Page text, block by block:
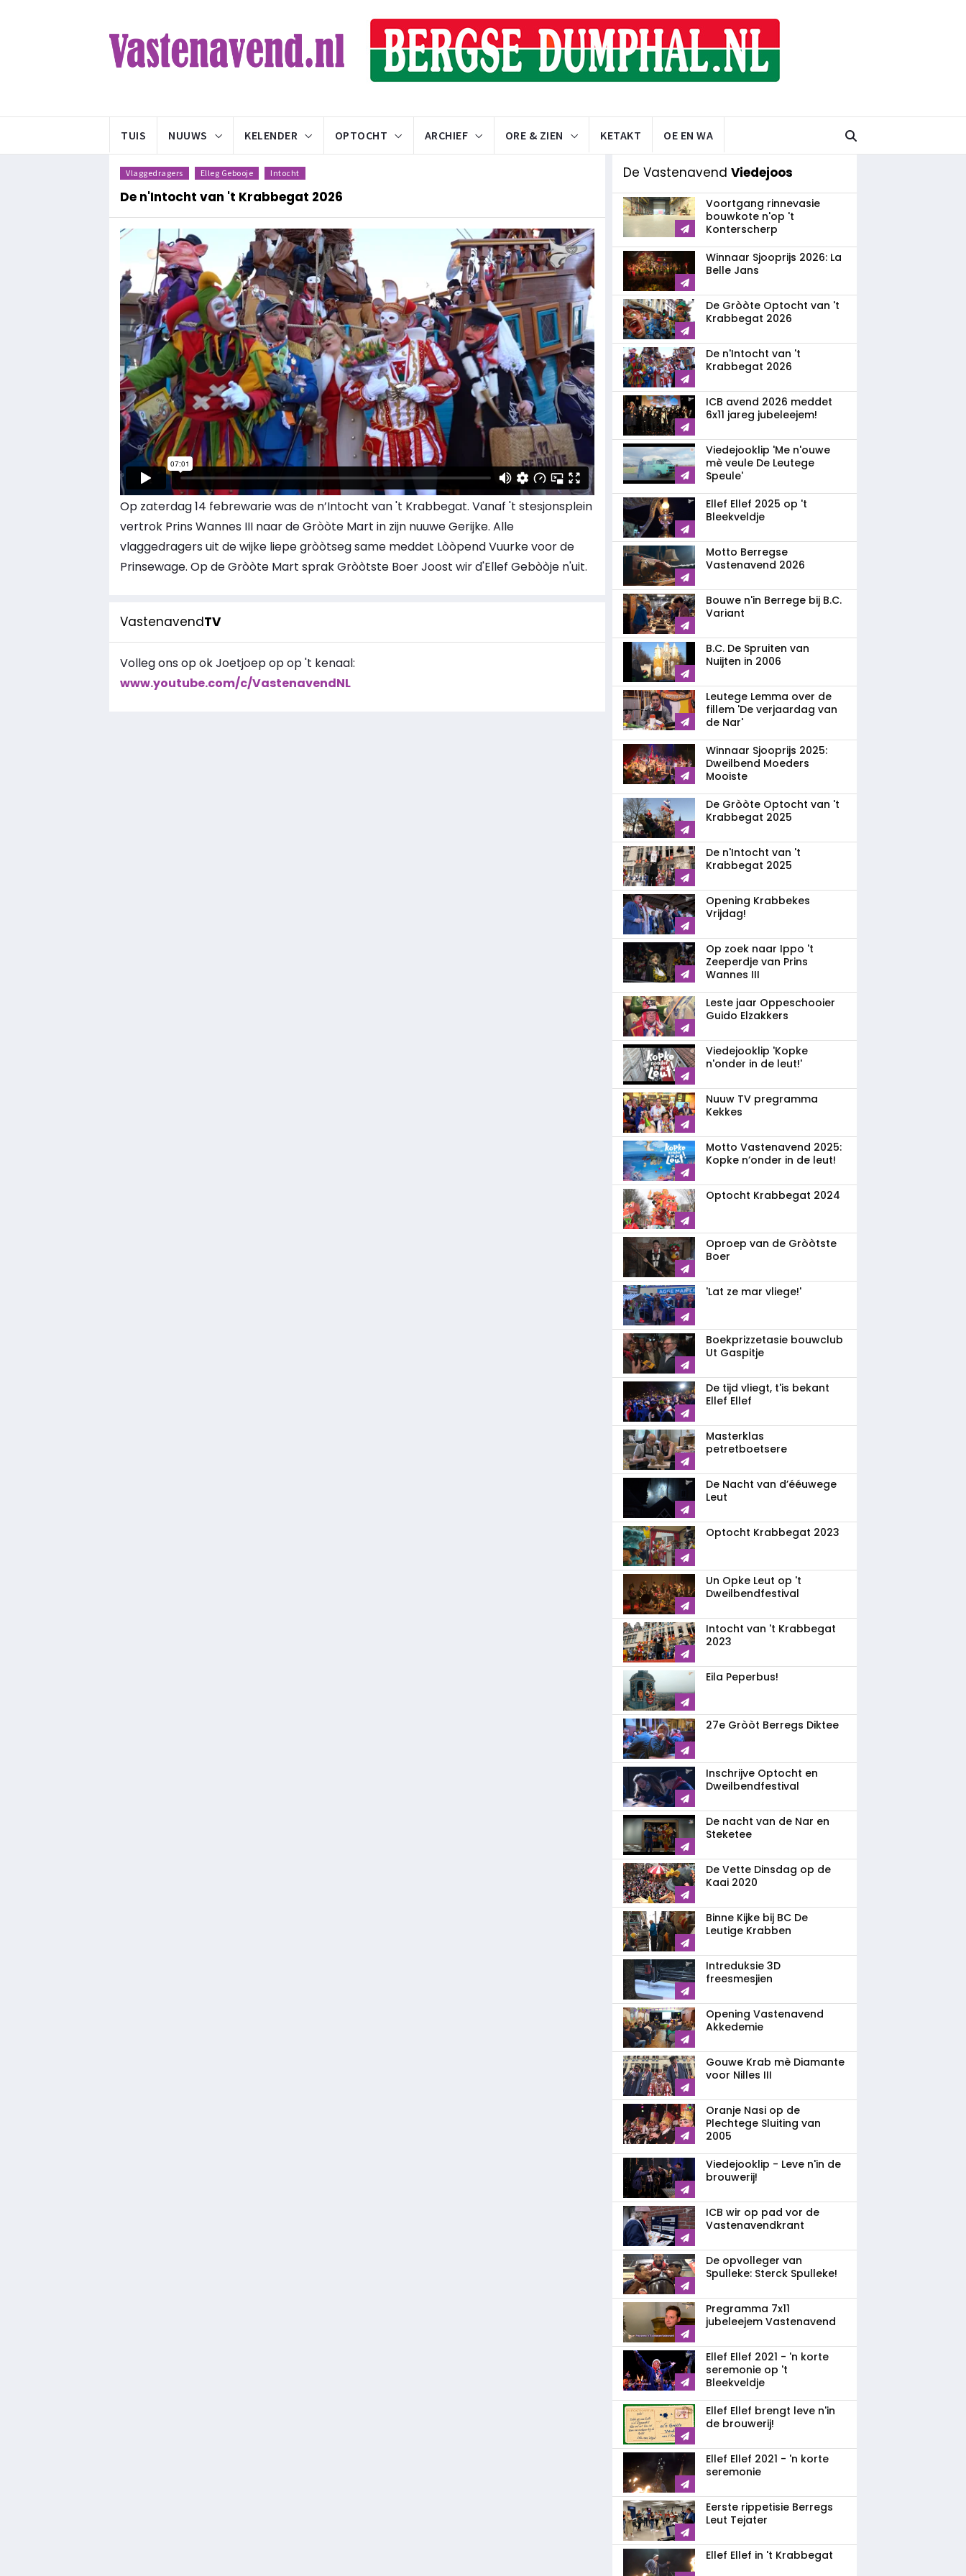
TUIS NUUWS KELENDER OPTOCHT ARCHIEF ORE & ZIEN KETAKT OE EN WA
Vlaggedragers Elleg Gebooje Intocht
De n'Intocht van 't Krabbegat 2026
Op zaterdag 14 febrewarie was de n’Intocht van 't Krabbegat. Vanaf 't stesjonsplein
vertrok Prins Wannes III naar de Gròòte Mart in zijn nuuwe Gerijke. Alle
vlaggedragers uit de wijke liepe gròòtseg same meddet Lòòpend Vuurke voor de
Prinsewage. Op de Gròòte Mart sprak Gròòtste Boer Joost wir d'Ellef Gebòòje n'uit.
VastenavendTV
Volleg ons op ok Joetjoep op op 't kenaal:
www.youtube.com/c/VastenavendNL
De Vastenavend Viedejoos
Voortgang rinnevasie
bouwkote n'op 't
Konterscherp
Winnaar Sjooprijs 2026: La
Belle Jans
De Gròòte Optocht van 't
Krabbegat 2026
De n'Intocht van 't
Krabbegat 2026
ICB avend 2026 meddet
6x11 jareg jubeleejem!
Viedejooklip 'Me n'ouwe
mè veule De Leutege
Speule'
Ellef Ellef 2025 op 't
Bleekveldje
Motto Berregse
Vastenavend 2026
Bouwe n'in Berrege bij B.C.
Variant
B.C. De Spruiten van
Nuijten in 2006
Leutege Lemma over de
fillem 'De verjaardag van
de Nar'
Winnaar Sjooprijs 2025:
Dweilbend Moeders
Mooiste
De Gròòte Optocht van 't
Krabbegat 2025
De n'Intocht van 't
Krabbegat 2025
Opening Krabbekes
Vrijdag!
Op zoek naar Ippo 't
Zeeperdje van Prins
Wannes III
Leste jaar Oppeschooier
Guido Elzakkers
Viedejooklip 'Kopke
n'onder in de leut!'
Nuuw TV pregramma
Kekkes
Motto Vastenavend 2025:
Kopke n’onder in de leut!
Optocht Krabbegat 2024
Oproep van de Gròòtste
Boer
'Lat ze mar vliege!'
Boekprizzetasie bouwclub
Ut Gaspitje
De tijd vliegt, t'is bekant
Ellef Ellef
Masterklas
petretboetsere
De Nacht van d’ééuwege
Leut
Optocht Krabbegat 2023
Un Opke Leut op 't
Dweilbendfestival
Intocht van 't Krabbegat
2023
Eila Peperbus!
27e Gròòt Berregs Diktee
Inschrijve Optocht en
Dweilbendfestival
De nacht van de Nar en
Steketee
De Vette Dinsdag op de
Kaai 2020
Binne Kijke bij BC De
Leutige Krabben
Intreduksie 3D
freesmesjien
Opening Vastenavend
Akkedemie
Gouwe Krab mè Diamante
voor Nilles III
Oranje Nasi op de
Plechtege Sluiting van
2005
Viedejooklip - Leve n'in de
brouwerij!
ICB wir op pad vor de
Vastenavendkrant
De opvolleger van
Spulleke: Sterck Spulleke!
Pregramma 7x11
jubeleejem Vastenavend
Ellef Ellef 2021 - 'n korte
seremonie op 't
Bleekveldje
Ellef Ellef brengt leve n'in
de brouwerij!
Ellef Ellef 2021 - 'n korte
seremonie
Eerste rippetisie Berregs
Leut Tejater
Ellef Ellef in 't Krabbegat